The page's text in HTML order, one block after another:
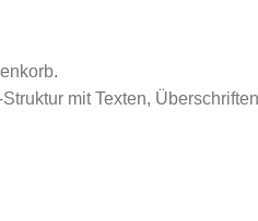
mit Texten,